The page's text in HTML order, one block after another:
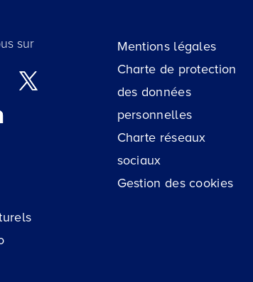
sur
Mentions légales
Charte de protection
des données
personnelles
Charte réseaux
sociaux
Gestion des cookies